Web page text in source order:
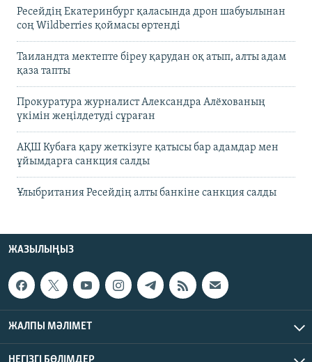
Ресейдің Екатеринбург қаласында дрон шабуылынан
соң Wildberries қоймасы өртенді
Таиландта мектепте біреу қарудан оқ атып, алты адам
қаза тапты
Прокуратура журналист Александра Алёхованың
үкімін жеңілдетуді сұраған
АҚШ Кубаға қару жеткізуге қатысы бар адамдар мен
ұйымдарға санкция салды
Ұлыбритания Ресейдің алты банкіне санкция салды
ЖАЗЫЛЫҢЫЗ
ЖАЛПЫ МӘЛІМЕТ
НЕГІЗГІ БӨЛІМДЕР